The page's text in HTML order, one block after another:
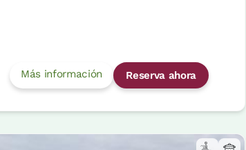
Más información Reserva ahora